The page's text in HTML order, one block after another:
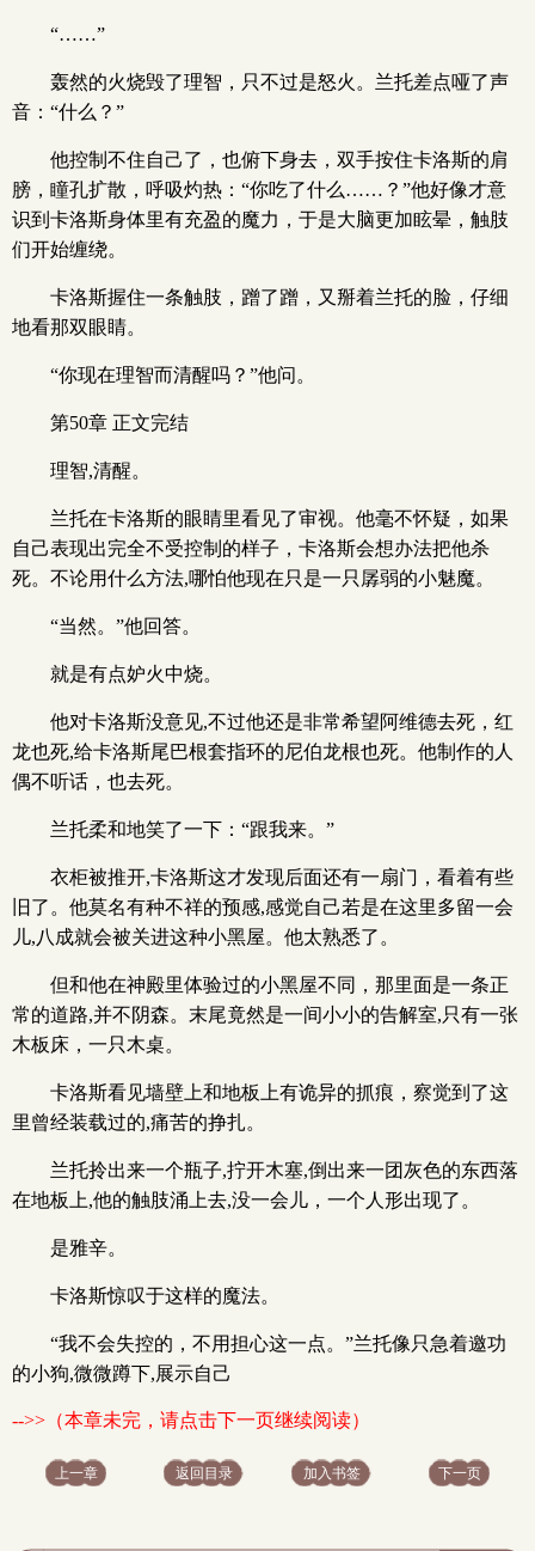
“……”
轰然的火烧毁了理智，只不过是怒火。兰托差点哑了声
音：“什么？”
他控制不住自己了，也俯下身去，双手按住卡洛斯的肩
膀，瞳孔扩散，呼吸灼热：“你吃了什么……？”他好像才意
识到卡洛斯身体里有充盈的魔力，于是大脑更加眩晕，触肢
们开始缠绕。
卡洛斯握住一条触肢，蹭了蹭，又掰着兰托的脸，仔细
地看那双眼睛。
“你现在理智而清醒吗？”他问。
第50章 正文完结
理智,清醒。
兰托在卡洛斯的眼睛里看见了审视。他毫不怀疑，如果
自己表现出完全不受控制的样子，卡洛斯会想办法把他杀
死。不论用什么方法,哪怕他现在只是一只孱弱的小魅魔。
“当然。”他回答。
就是有点妒火中烧。
他对卡洛斯没意见,不过他还是非常希望阿维德去死，红
龙也死,给卡洛斯尾巴根套指环的尼伯龙根也死。他制作的人
偶不听话，也去死。
兰托柔和地笑了一下：“跟我来。”
衣柜被推开,卡洛斯这才发现后面还有一扇门，看着有些
旧了。他莫名有种不祥的预感,感觉自己若是在这里多留一会
儿,八成就会被关进这种小黑屋。他太熟悉了。
但和他在神殿里体验过的小黑屋不同，那里面是一条正
常的道路,并不阴森。末尾竟然是一间小小的告解室,只有一张
木板床，一只木桌。
卡洛斯看见墙壁上和地板上有诡异的抓痕，察觉到了这
里曾经装载过的,痛苦的挣扎。
兰托拎出来一个瓶子,拧开木塞,倒出来一团灰色的东西落
在地板上,他的触肢涌上去,没一会儿，一个人形出现了。
是雅辛。
卡洛斯惊叹于这样的魔法。
“我不会失控的，不用担心这一点。”兰托像只急着邀功
的小狗,微微蹲下,展示自己
-->>（本章未完，请点击下一页继续阅读）
上一章 返回目录 加入书签 下一页